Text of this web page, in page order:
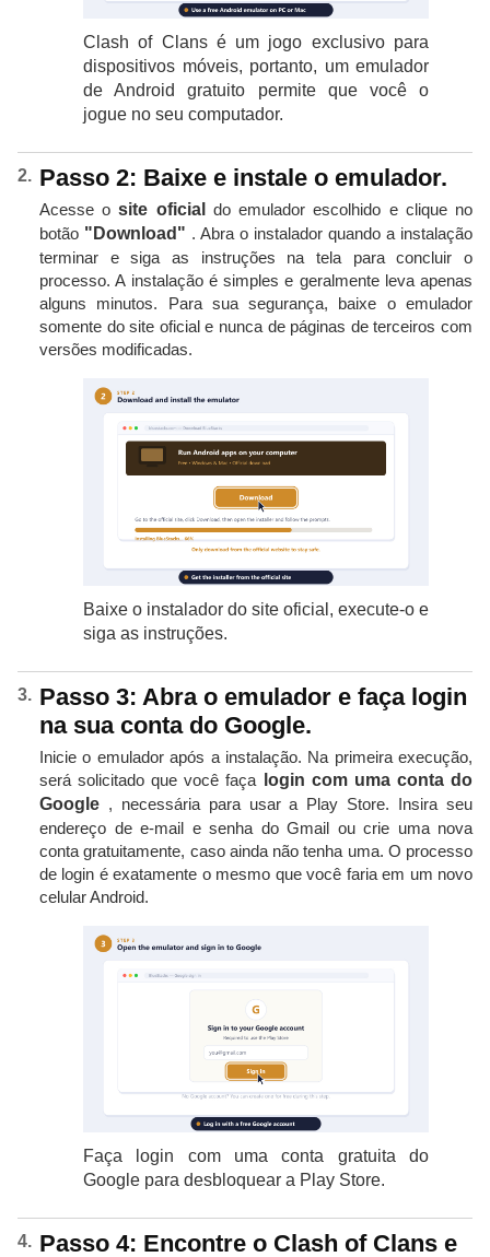
Clash of Clans é um jogo exclusivo para
dispositivos móveis, portanto, um emulador
de Android gratuito permite que você o
jogue no seu computador.
Passo 2: Baixe e instale o emulador.
Acesse osite oficial
do emulador escolhido e clique no
botão "Download" . Abra o instalador quando a instalação
terminar e siga as instruções na tela para concluir o
processo. A instalação é simples e geralmente leva apenas
alguns minutos. Para sua segurança, baixe o emulador
somente do site oficial e nunca de páginas de terceiros com
versões modificadas.
Baixe o instalador do site oficial, execute-o e
siga as instruções.
Passo 3: Abra o emulador e faça login
na sua conta do Google.
Inicie o emulador após a instalação. Na primeira execução,
será solicitado que você faça
login com uma conta do
Google , necessária para usar a Play Store. Insira seu
endereço de e-mail e senha do Gmail ou crie uma nova
conta gratuitamente, caso ainda não tenha uma. O processo
de login é exatamente o mesmo que você faria em um novo
celular Android.
Faça login com uma conta gratuita do
Google para desbloquear a Play Store.
Passo 4: Encontre o Clash of Clans e